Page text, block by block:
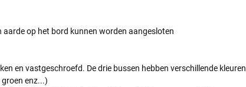
op het bord kunnen worden aangesloten
en vastgeschroefd. De drie bussen hebben verschillende
enz...)